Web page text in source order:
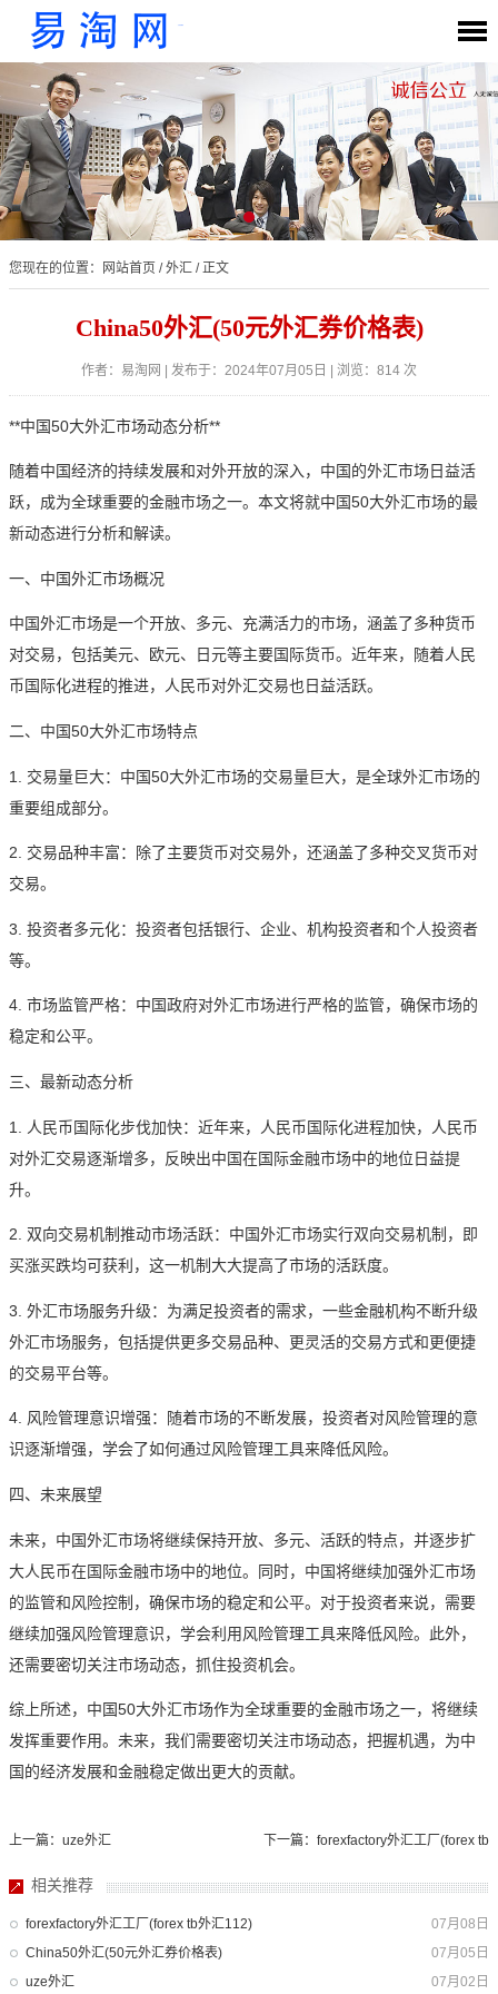
您现在的位置： 网站首页 /外汇 / 正文
China50外汇(50元外汇券价格表)
作者：易淘网 | 发布于：2024年07月05日 | 浏览：814 次
**中国50大外汇市场动态分析**
随着中国经济的持续发展和对外开放的深入，中国的外汇市场日益活
跃，成为全球重要的金融市场之一。本文将就中国50大外汇市场的最
新动态进行分析和解读。
一、中国外汇市场概况
中国外汇市场是一个开放、多元、充满活力的市场，涵盖了多种货币
对交易，包括美元、欧元、日元等主要国际货币。近年来，随着人民
币国际化进程的推进，人民币对外汇交易也日益活跃。
二、中国50大外汇市场特点
1. 交易量巨大：中国50大外汇市场的交易量巨大，是全球外汇市场的
重要组成部分。
2. 交易品种丰富：除了主要货币对交易外，还涵盖了多种交叉货币对
交易。
3. 投资者多元化：投资者包括银行、企业、机构投资者和个人投资者
等。
4. 市场监管严格：中国政府对外汇市场进行严格的监管，确保市场的
稳定和公平。
三、最新动态分析
1. 人民币国际化步伐加快：近年来，人民币国际化进程加快，人民币
对外汇交易逐渐增多，反映出中国在国际金融市场中的地位日益提
升。
2. 双向交易机制推动市场活跃：中国外汇市场实行双向交易机制，即
买涨买跌均可获利，这一机制大大提高了市场的活跃度。
3. 外汇市场服务升级：为满足投资者的需求，一些金融机构不断升级
外汇市场服务，包括提供更多交易品种、更灵活的交易方式和更便捷
的交易平台等。
4. 风险管理意识增强：随着市场的不断发展，投资者对风险管理的意
识逐渐增强，学会了如何通过风险管理工具来降低风险。
四、未来展望
未来，中国外汇市场将继续保持开放、多元、活跃的特点，并逐步扩
大人民币在国际金融市场中的地位。同时，中国将继续加强外汇市场
的监管和风险控制，确保市场的稳定和公平。对于投资者来说，需要
继续加强风险管理意识，学会利用风险管理工具来降低风险。此外，
还需要密切关注市场动态，抓住投资机会。
综上所述，中国50大外汇市场作为全球重要的金融市场之一，将继续
发挥重要作用。未来，我们需要密切关注市场动态，把握机遇，为中
国的经济发展和金融稳定做出更大的贡献。
上一篇：uze外汇 下一篇：forexfactory外汇工厂(forex tb
相关推荐
07月08日
forexfactory外汇工厂(forex tb外汇112)
07月05日
China50外汇(50元外汇券价格表)
07月02日
uze外汇